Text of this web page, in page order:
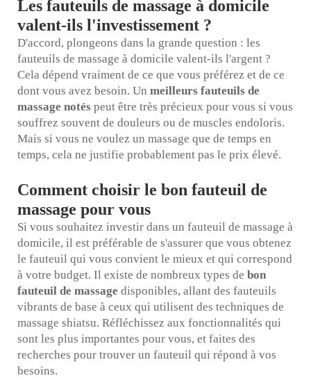
Les fauteuils de massage à domicile
valent-ils l'investissement ?
D'accord, plongeons dans la grande question : les
fauteuils de massage à domicile valent-ils l'argent ?
Cela dépend vraiment de ce que vous préférez et de ce
dont vous avez besoin. Un meilleurs fauteuils de
massage notés peut être très précieux pour vous si vous
souffrez souvent de douleurs ou de muscles endoloris.
Mais si vous ne voulez un massage que de temps en
temps, cela ne justifie probablement pas le prix élevé.
Comment choisir le bon fauteuil de
massage pour vous
Si vous souhaitez investir dans un fauteuil de massage à
domicile, il est préférable de s'assurer que vous obtenez
le fauteuil qui vous convient le mieux et qui correspond
à votre budget. Il existe de nombreux types de bon
fauteuil de massage disponibles, allant des fauteuils
vibrants de base à ceux qui utilisent des techniques de
massage shiatsu. Réfléchissez aux fonctionnalités qui
sont les plus importantes pour vous, et faites des
recherches pour trouver un fauteuil qui répond à vos
besoins.